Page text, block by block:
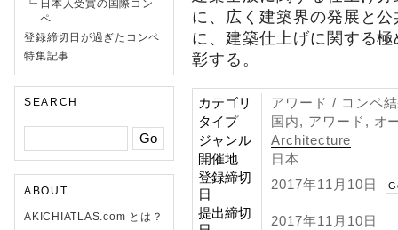
日本人受賞の国際コン
ペ
登録締切日が過ぎたコンペ
特集記事
SEARCH
ABOUT
AKICHIATLAS.com とは？
に、広く建築界の発展と
に、建築仕上げに関する
彰する。
カテゴリ
アワード / コンペ
タイプ
国内, アワード, オ
ジャンル
Architecture
開催地
日本
登録締切
日
2017年11月10日
提出締切
2017年11月10日